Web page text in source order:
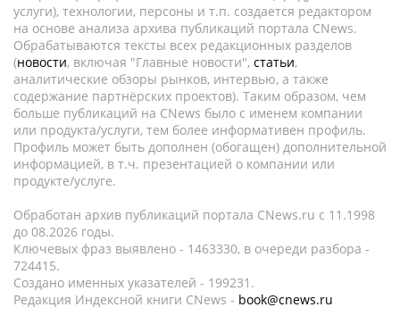
услуги), технологии, персоны и т.п. создается редактором
на основе анализа архива публикаций портала CNews.
Обрабатываются тексты всех редакционных разделов
(новости, включая "Главные новости", статьи,
аналитические обзоры рынков, интервью, а также
содержание партнёрских проектов). Таким образом, чем
больше публикаций на CNews было с именем компании
или продукта/услуги, тем более информативен профиль.
Профиль может быть дополнен (обогащен) дополнительной
информацией, в т.ч. презентацией о компании или
продукте/услуге.
Обработан архив публикаций портала CNews.ru c 11.1998
до 08.2026 годы.
Ключевых фраз выявлено - 1463330, в очереди разбора -
724415.
Создано именных указателей - 199231.
Редакция Индексной книги CNews - book@cnews.ru